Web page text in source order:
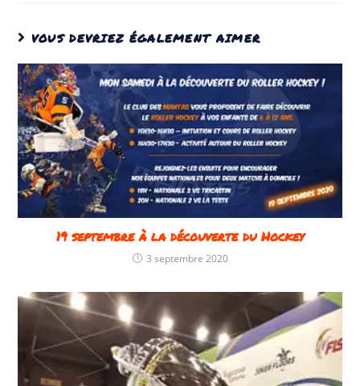
VOUS DEVRIEZ ÉGALEMENT AIMER
19 septembre à la découverte du Hockey
3 septembre 2020